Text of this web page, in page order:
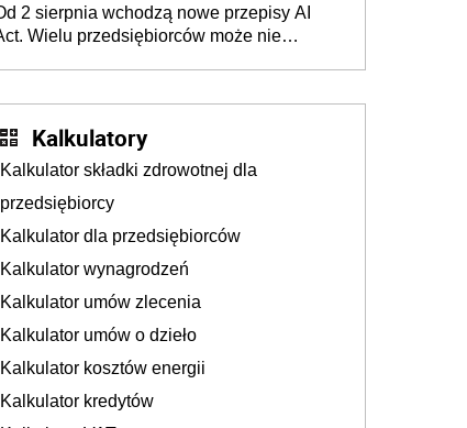
ale podatku jednak nie będzie
2 sierpnia wchodzą nowe przepisy AI
Wielu przedsiębiorców może nie
Kalkulatory
Kalkulator składki zdrowotnej dla
przedsiębiorcy
Kalkulator dla przedsiębiorców
Kalkulator wynagrodzeń
Kalkulator umów zlecenia
Kalkulator umów o dzieło
Kalkulator kosztów energii
Kalkulator kredytów